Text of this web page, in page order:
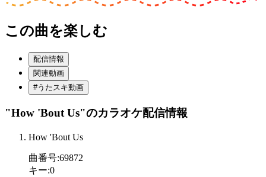
この曲を楽しむ
配信情報
関連動画
#うたスキ動画
"How 'Bout Us"のカラオケ配信情報
How 'Bout Us
曲番号:69872
キー:0